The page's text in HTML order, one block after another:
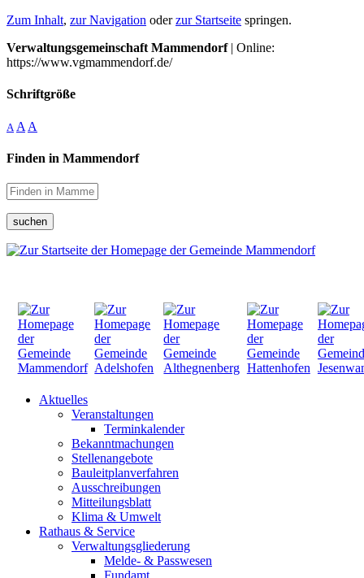
Zum Inhalt, zur Navigation oderzur Startseite springen.
Verwaltungsgemeinschaft Mammendorf| Online:
https://www.vgmammendorf.de/
Schriftgröße
A A A
Finden in Mammendorf
suchen
Aktuelles
Veranstaltungen
Terminkalender
Bekanntmachungen
Stellenangebote
Bauleitplanverfahren
Ausschreibungen
Mitteilungsblatt
Klima & Umwelt
Rathaus & Service
Verwaltungsgliederung
Melde- & Passwesen
Fundamt